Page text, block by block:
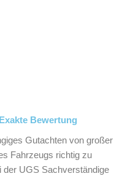
Bewertung
Gutachten von großer
Fahrzeugs richtig zu
der UGS Sachverständige